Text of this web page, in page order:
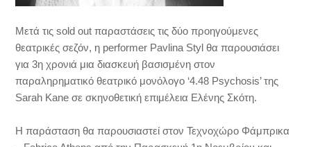
Μετά τις sold out παραστάσεις τις δύο προηγούμενες
θεατρικές σεζόν, η performer Pavlina Styl θα παρουσιάσει
για 3η χρονιά μια διασκευή βασισμένη στον
παραληρηματικό θεατρικό μονόλογο ‘4.48 Psychosis’ της
Sarah Kane σε σκηνοθετική επιμέλεια Ελένης Σκότη.
Η παράσταση θα παρουσιαστεί στον Τεχνοχώρο Φάμπρικα